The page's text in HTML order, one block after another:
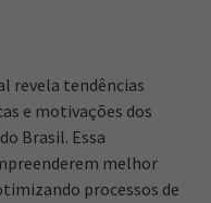
revela tendências
e motivações dos
Brasil. Essa
melhor
processos de